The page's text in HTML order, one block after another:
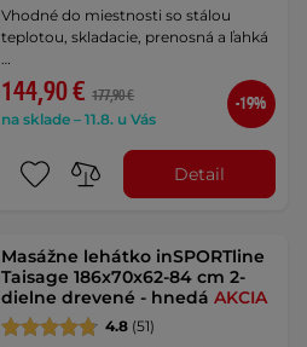
Vhodné do miestnosti so stálou
teplotou, skladacie, prenosná a ľahká
…
144,90 € 177,90 €
na sklade – 11.8. u Vás
-19%
Detail
Masážne lehátko inSPORTline
Taisage 186x70x62-84 cm 2-
dielne drevené - hnedáAKCIA
4.8 (51)